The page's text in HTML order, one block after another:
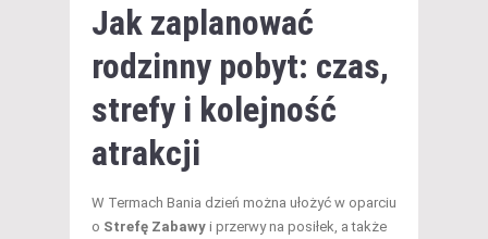
Jak zaplanować
rodzinny pobyt: czas,
strefy i kolejność
atrakcji
W Termach Bania dzień można ułożyć w oparciu
o Strefę Zabawy i przerwy na posiłek, a także